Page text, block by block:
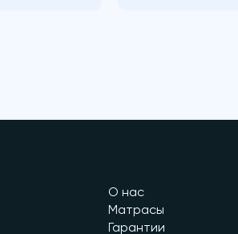
О нас
Матрасы
Гарантии